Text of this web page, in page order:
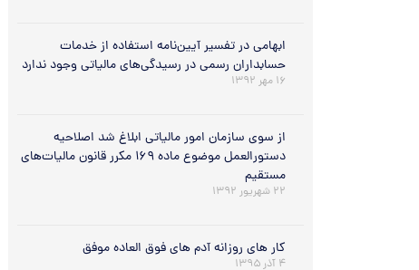
ابهامی در تفسیر آیین‌نامه استفاده از خدمات
حسابداران رسمی در رسیدگی‌های مالیاتی وجود ندارد
۱۶ مهر ۱۳۹۲
از سوی سازمان امور مالیاتی ابلاغ شد اصلاحیه
دستورالعمل موضوع ماده ۱۶۹ مکرر قانون مالیات‌های
مستقیم
۲۲ شهریور ۱۳۹۲
کار های روزانه آدم های فوق العاده موفق
۴ آذر ۱۳۹۵